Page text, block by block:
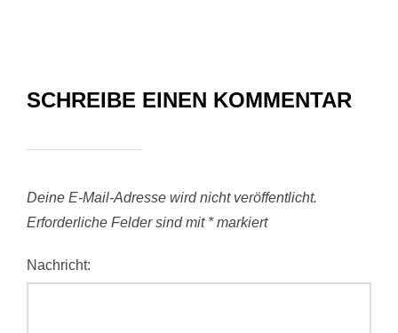
SCHREIBE EINEN KOMMENTAR
Deine E-Mail-Adresse wird nicht veröffentlicht.
Erforderliche Felder sind mit *markiert
Nachricht: